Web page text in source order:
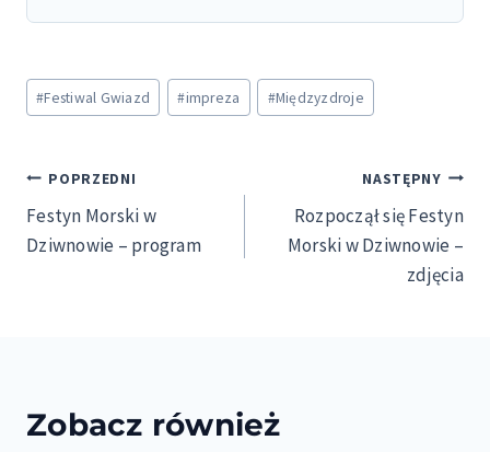
Tagi
wpisu:
#Festiwal Gwiazd #impreza #Międzyzdroje
Nawigacja
wpisu
POPRZEDNI
Festyn Morski w
Dziwnowie – program
NASTĘPNY
Rozpoczął się Festyn
Morski w Dziwnowie –
zdjęcia
Zobacz również